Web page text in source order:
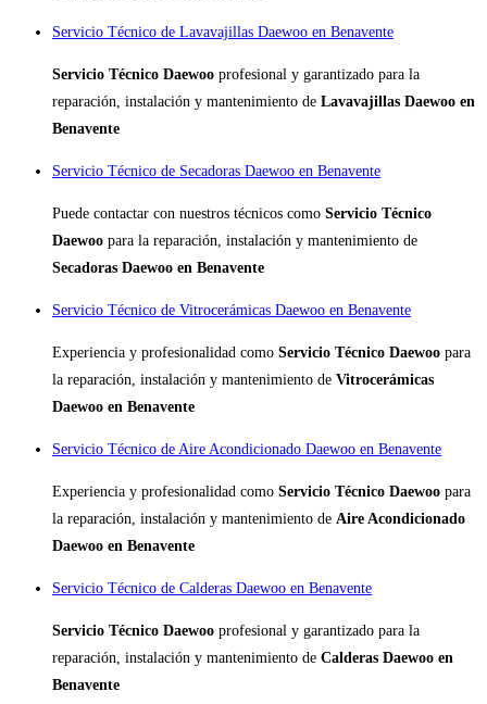
Servicio Técnico de Lavavajillas Daewoo en Benavente
Servicio Técnico Daewoo profesional y garantizado para la
reparación, instalación y mantenimiento de Lavavajillas Daewoo en
Benavente
Servicio Técnico de Secadoras Daewoo en Benavente
Puede contactar con nuestros técnicos como Servicio Técnico
Daewoo para la reparación, instalación y mantenimiento de
Secadoras Daewoo en Benavente
Servicio Técnico de Vitrocerámicas Daewoo en Benavente
Experiencia y profesionalidad como Servicio Técnico Daewoo para
la reparación, instalación y mantenimiento de Vitrocerámicas
Daewoo en Benavente
Servicio Técnico de Aire Acondicionado Daewoo en Benavente
Experiencia y profesionalidad como Servicio Técnico Daewoo para
la reparación, instalación y mantenimiento de Aire Acondicionado
Daewoo en Benavente
Servicio Técnico de Calderas Daewoo en Benavente
Servicio Técnico Daewoo profesional y garantizado para la
reparación, instalación y mantenimiento de Calderas Daewoo en
Benavente